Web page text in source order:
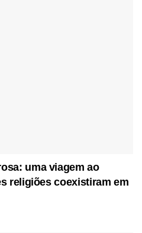
uma viagem ao
religiões coexistiram em